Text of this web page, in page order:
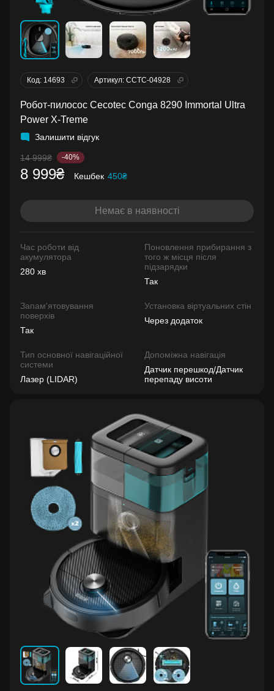
Код: 14693 Артикул: CCTC-04928
Робот-пилосос Cecotec Conga 8290 Immortal Ultra
Power X-Treme
Залишити відгук
14 999₴ -40%
8 999₴ Кешбек 450₴
Немає в наявності
Час роботи від
акумулятора
280 хв
Поновлення прибирання з
того ж місця після
підзарядки
Так
Запам'ятовування
поверхів
Так
Установка віртуальних стін
Через додаток
Тип основної навігаційної
системи
Лазер (LIDAR)
Допоміжна навігація
Датчик перешкод/Датчик
перепаду висоти